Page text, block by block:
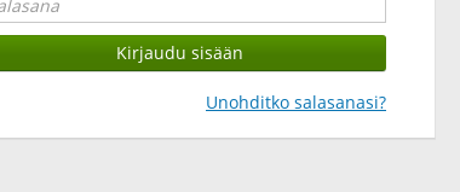
Unohditko salasanasi?